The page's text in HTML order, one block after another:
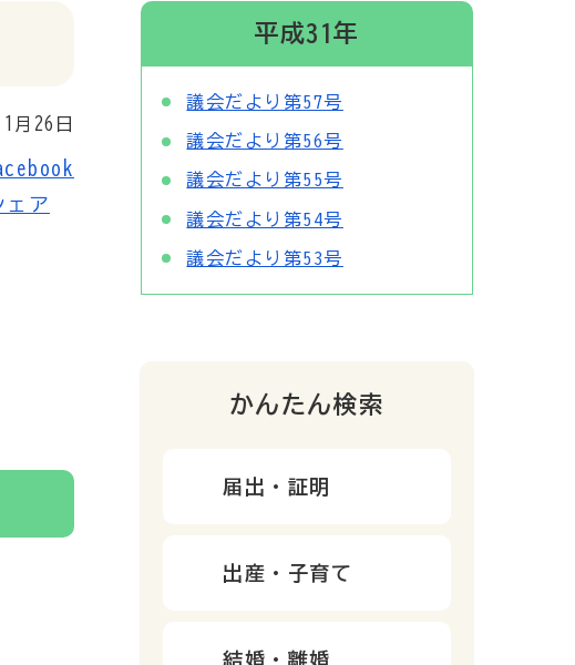
月26日
平成31年
議会だより第57号
議会だより第56号
議会だより第55号
議会だより第54号
議会だより第53号
かんたん検索
届出・証明
出産・子育て
結婚・離婚